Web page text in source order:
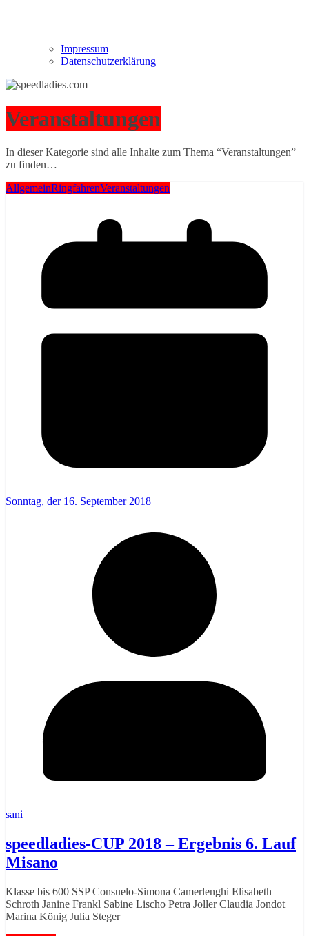
Impressum
Datenschutzerklärung
Veranstaltungen
In dieser Kategorie sind alle Inhalte zum Thema “Veranstaltungen”
zu finden…
AllgemeinRingfahrenVeranstaltungen
Sonntag, der 16. September 2018
sani
speedladies-CUP 2018 – Ergebnis 6. Lauf
Misano
Klasse bis 600 SSP Consuelo-Simona Camerlenghi Elisabeth
Schroth Janine Frankl Sabine Lischo Petra Joller Claudia Jondot
Marina König Julia Steger